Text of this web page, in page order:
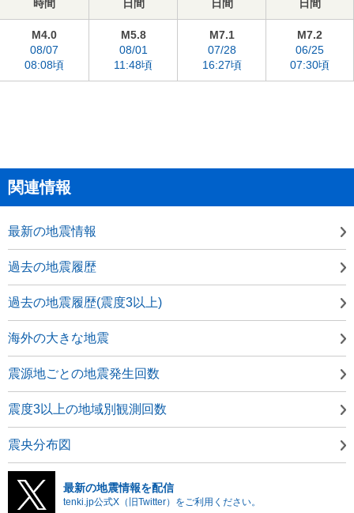
時間
日間
日間
日間
M4.0
08/07
08:08頃
M5.8
08/01
11:48頃
M7.1
07/28
16:27頃
M7.2
06/25
07:30頃
関連情報
最新の地震情報
過去の地震履歴
過去の地震履歴(震度3以上)
海外の大きな地震
震源地ごとの地震発生回数
震度3以上の地域別観測回数
震央分布図
最新の地震情報を配信
tenki.jp公式X（旧Twitter）をご利用ください。